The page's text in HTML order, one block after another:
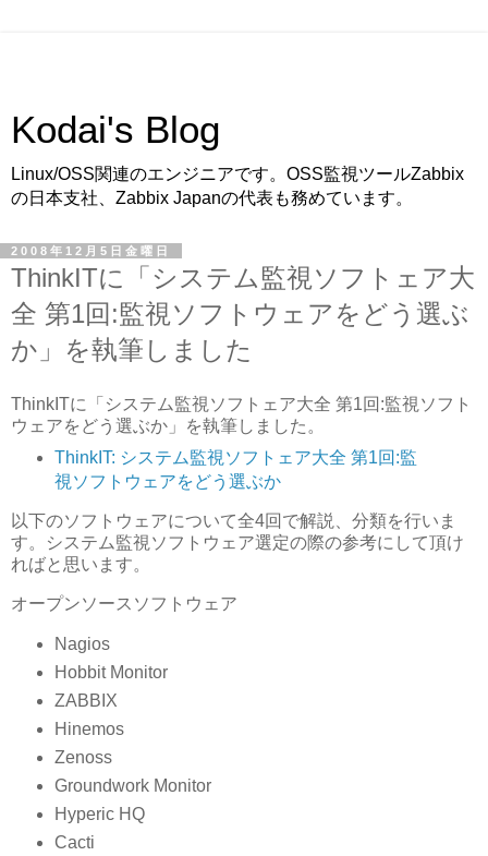
Kodai's Blog
Linux/OSS関連のエンジニアです。OSS監視ツールZabbix
の日本支社、Zabbix Japanの代表も務めています。
2008年12月5日金曜日
ThinkITに「システム監視ソフトェア大
全 第1回:監視ソフトウェアをどう選ぶ
か」を執筆しました
ThinkITに「システム監視ソフトェア大全 第1回:監視ソフト
ウェアをどう選ぶか」を執筆しました。
ThinkIT: システム監視ソフトェア大全 第1回:監
視ソフトウェアをどう選ぶか
以下のソフトウェアについて全4回で解説、分類を行いま
す。システム監視ソフトウェア選定の際の参考にして頂け
ればと思います。
オープンソースソフトウェア
Nagios
Hobbit Monitor
ZABBIX
Hinemos
Zenoss
Groundwork Monitor
Hyperic HQ
Cacti